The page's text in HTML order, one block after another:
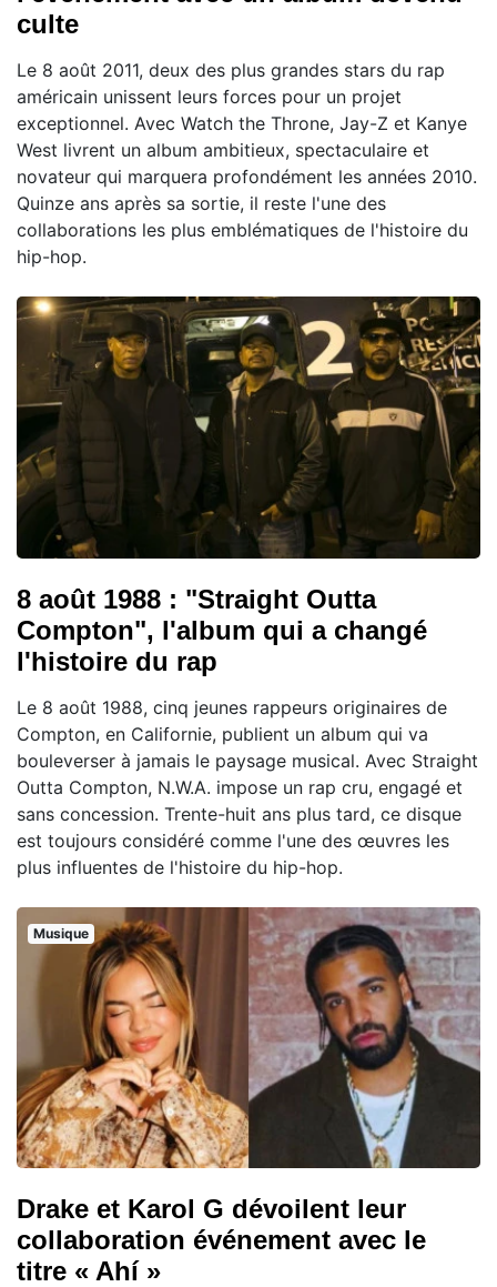
culte
Le 8 août 2011, deux des plus grandes stars du rap
américain unissent leurs forces pour un projet
exceptionnel. Avec Watch the Throne, Jay-Z et Kanye
West livrent un album ambitieux, spectaculaire et
novateur qui marquera profondément les années 2010.
Quinze ans après sa sortie, il reste l'une des
collaborations les plus emblématiques de l'histoire du
hip-hop.
8 août 1988 : "Straight Outta
Compton", l'album qui a changé
l'histoire du rap
Le 8 août 1988, cinq jeunes rappeurs originaires de
Compton, en Californie, publient un album qui va
bouleverser à jamais le paysage musical. Avec Straight
Outta Compton, N.W.A. impose un rap cru, engagé et
sans concession. Trente-huit ans plus tard, ce disque
est toujours considéré comme l'une des œuvres les
plus influentes de l'histoire du hip-hop.
Musique
Drake et Karol G dévoilent leur
collaboration événement avec le
titre « Ahí »